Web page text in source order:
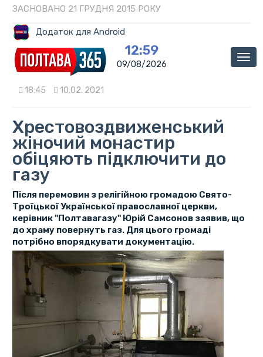
ЗАСНОВАНО 21 ГРУДНЯ 2015 РОКУ
Додаток для Android
12:59
09/08/2026
18:45 10.02. 2021
Хрестовоздвиженський
жіночий монастир
обіцяють підключити до
газу
Після перемовин з релігійною громадою Свято-
Троїцької Української православної церкви,
керівник "Полтавагазу" Юрій Самсонов заявив, що
до храму повернуть газ. Для цього громаді
потрібно впорядкувати документацію.